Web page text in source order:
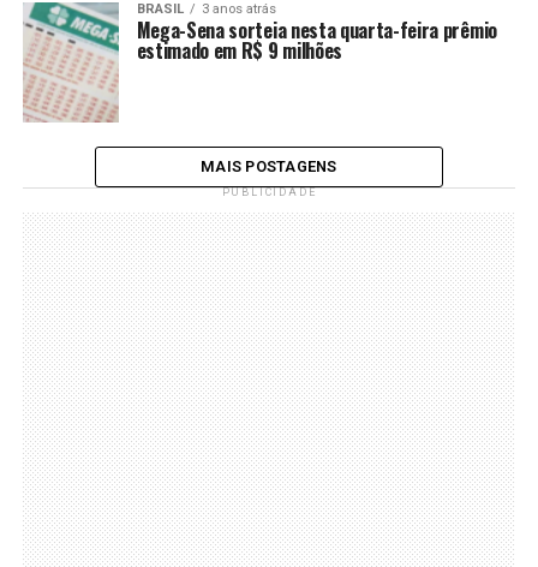
BRASIL 3 anos atrás
Mega-Sena sorteia nesta quarta-feira prêmio
estimado em R$ 9 milhões
MAIS POSTAGENS
PUBLICIDADE